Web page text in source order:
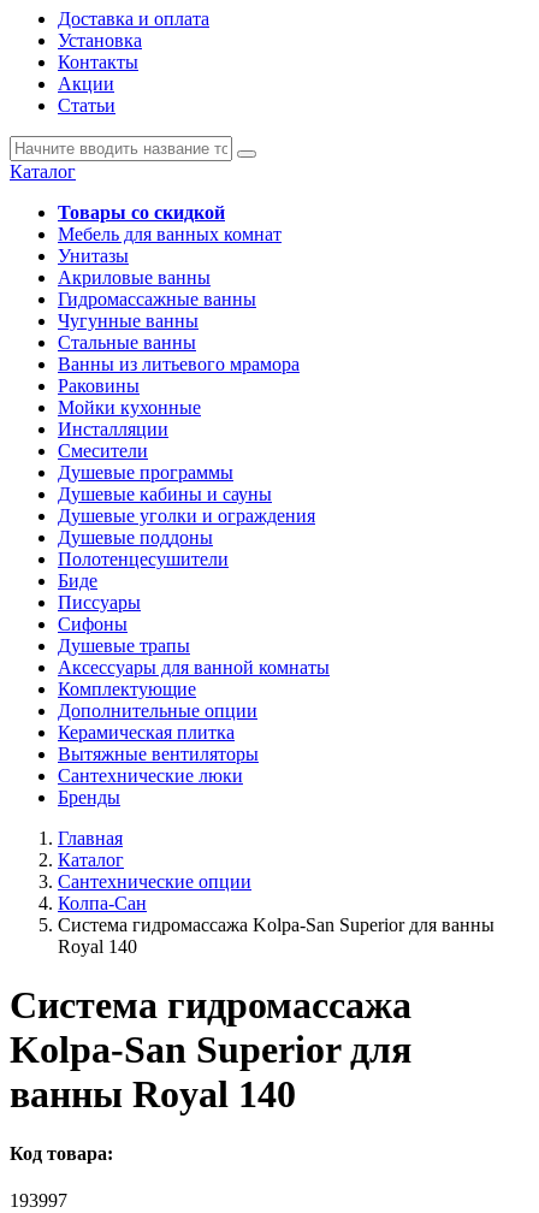
Доставка и оплата
Установка
Контакты
Акции
Статьи
Каталог
Товары со скидкой
Мебель для ванных комнат
Унитазы
Акриловые ванны
Гидромассажные ванны
Чугунные ванны
Стальные ванны
Ванны из литьевого мрамора
Раковины
Мойки кухонные
Инсталляции
Смесители
Душевые программы
Душевые кабины и сауны
Душевые уголки и ограждения
Душевые поддоны
Полотенцесушители
Биде
Писсуары
Сифоны
Душевые трапы
Аксессуары для ванной комнаты
Комплектующие
Дополнительные опции
Керамическая плитка
Вытяжные вентиляторы
Сантехнические люки
Бренды
Главная
Каталог
Сантехнические опции
Колпа-Сан
Система гидромассажа Kolpa-San Superior для ванны
Royal 140
Система гидромассажа
Kolpa-San Superior для
ванны Royal 140
Код товара:
193997